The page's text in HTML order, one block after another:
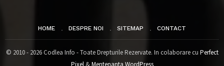
HOME DESPRE NOI SITEMAP CONTACT
© 2010 - 2026 Codlea Info - Toate Drepturile Rezervate. In colaborare cu Perfect
Pixel &Mentenanta WordPress